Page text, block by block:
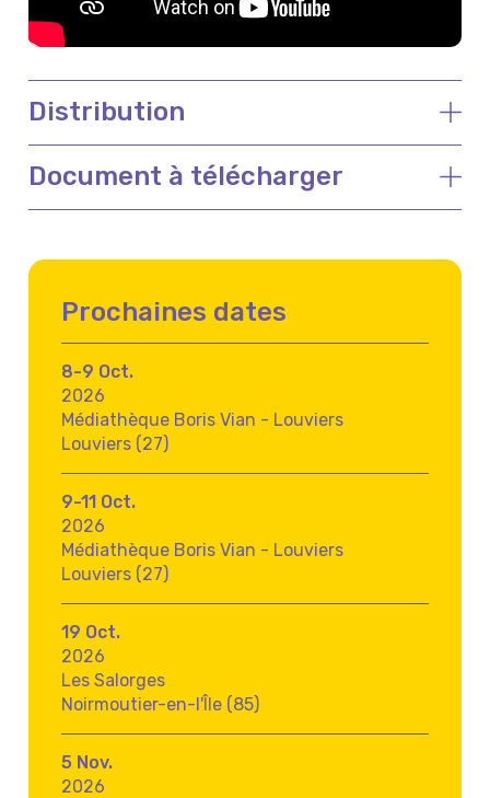
Distribution
Document à télécharger
Prochaines dates
8-9 Oct.
2026
Médiathèque Boris Vian - Louviers
Louviers (27)
9-11 Oct.
2026
Médiathèque Boris Vian - Louviers
Louviers (27)
19 Oct.
2026
Les Salorges
Noirmoutier-en-l'Île (85)
5 Nov.
2026